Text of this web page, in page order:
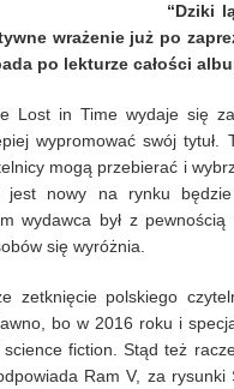
“Dziki
wrażenie już po
po lekturze całości
Lost in Time wydaje się
wypromować swój tytuł.
mogą przebierać i
nowy na rynku
wydawca był z pewnością
się wyróżnia.
zetknięcie polskiego
bo w 2016 roku i
fiction. Stąd też
Ram V, za